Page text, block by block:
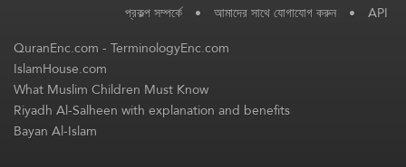
প্রকল্প সম্পর্কে • আমাদের সাথে যোগাযোগ করুন • API
QuranEnc.com-TerminologyEnc.com
IslamHouse.com
What Muslim Children Must Know
Riyadh Al-Salheen with explanation and benefits
Bayan Al-Islam